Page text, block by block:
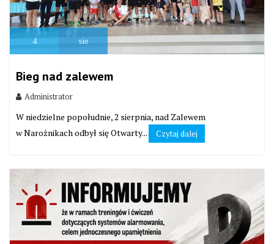
4 sie
Bieg nad zalewem
Administrator
W niedzielne popołudnie, 2 sierpnia, nad Zalewem
w Narożnikach odbył się Otwarty...
Czytaj dalej